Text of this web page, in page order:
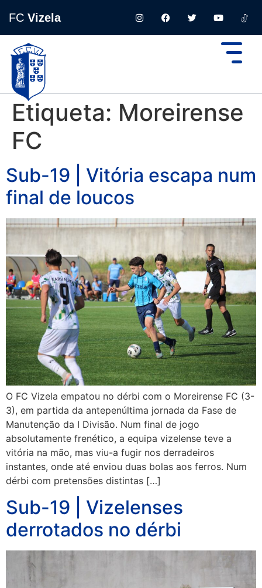
FC Vizela
Etiqueta: Moreirense
FC
Sub-19 | Vitória escapa num
final de loucos
O FC Vizela empatou no dérbi com o Moreirense FC (3-
3), em partida da antepenúltima jornada da Fase de
Manutenção da I Divisão. Num final de jogo
absolutamente frenético, a equipa vizelense teve a
vitória na mão, mas viu-a fugir nos derradeiros
instantes, onde até enviou duas bolas aos ferros. Num
dérbi com pretensões distintas […]
Sub-19 | Vizelenses
derrotados no dérbi